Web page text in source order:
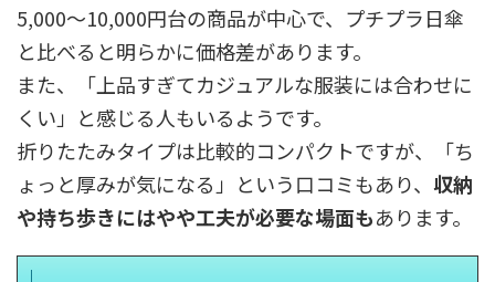
5,000〜10,000円台の商品が中心で、プチプラ日傘
と比べると明らかに価格差があります。
また、「上品すぎてカジュアルな服装には合わせに
くい」と感じる人もいるようです。
折りたたみタイプは比較的コンパクトですが、「ち
ょっと厚みが気になる」という口コミもあり、 収納
や持ち歩きにはやや工夫が必要な場面もあります。